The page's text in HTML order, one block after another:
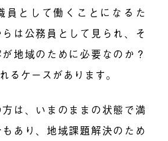
員として働くことになるた
は公務員として見られ、そ
地域のために必要なのか？
るケースがあります。
は、いまのままの状態で満
あり、地域課題解決のため